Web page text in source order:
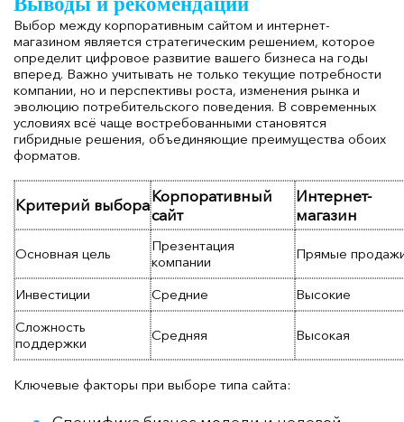
Выбор между корпоративным сайтом и интернет-
магазином является стратегическим решением, которое
определит цифровое развитие вашего бизнеса на годы
вперед. Важно учитывать не только текущие потребности
компании, но и перспективы роста, изменения рынка и
эволюцию потребительского поведения. В современных
условиях всё чаще востребованными становятся
гибридные решения, объединяющие преимущества обоих
форматов.
Критерий выбораКорпоративный
сайт
Интернет-
магазин
Основная цель
Презентация
компании
Прямые
Инвестиции Средние
Высокие
Сложность
поддержки
Средняя Высокая
Ключевые факторы при выборе типа сайта: